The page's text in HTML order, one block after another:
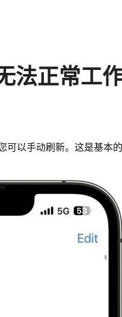
法正常工
以手动刷新。这是基本